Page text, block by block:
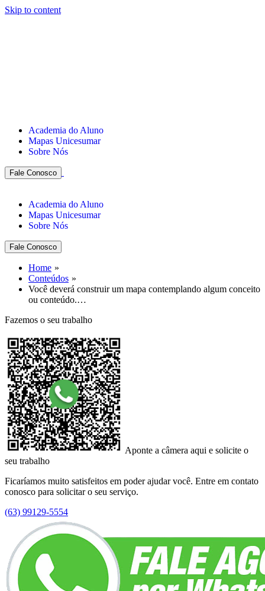
Skip to content
Academia do Aluno
Mapas Unicesumar
Sobre Nós
Fale Conosco
Academia do Aluno
Mapas Unicesumar
Sobre Nós
Fale Conosco
Home
Conteúdos
Você deverá construir um mapa contemplando algum conceito
ou conteúdo.…
Fazemos o seu trabalho
Aponte a câmera aqui e solicite o
seu trabalho
Ficaríamos muito satisfeitos em poder ajudar você. Entre em contato
conosco para solicitar o seu serviço.
(63) 99129-5554